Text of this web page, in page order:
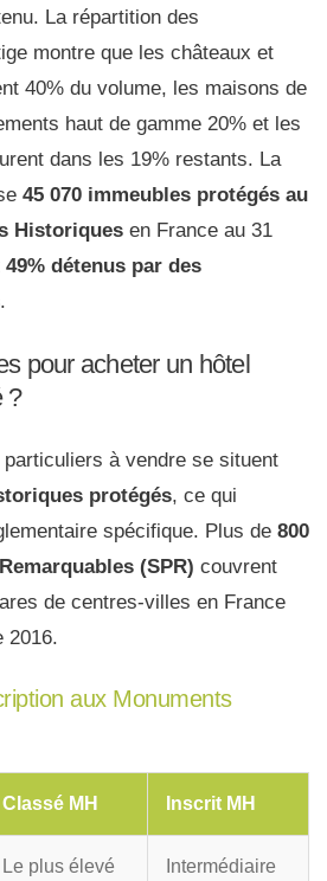
La répartition des
montre que les châteaux et
40% du volume, les maisons de
haut de gamme 20% et les
dans les 19% restants. La
45 070 immeubles protégés au
Historiques en France au 31
49% détenus par des
.
pour acheter un hôtel
?
à vendre se situent
protégés, ce qui
spécifique. Plus de 800
(SPR) couvrent
de centres-villes en France
2016.
aux Monuments
Classé MH Inscrit MH
Le plus élevé Intermédiaire